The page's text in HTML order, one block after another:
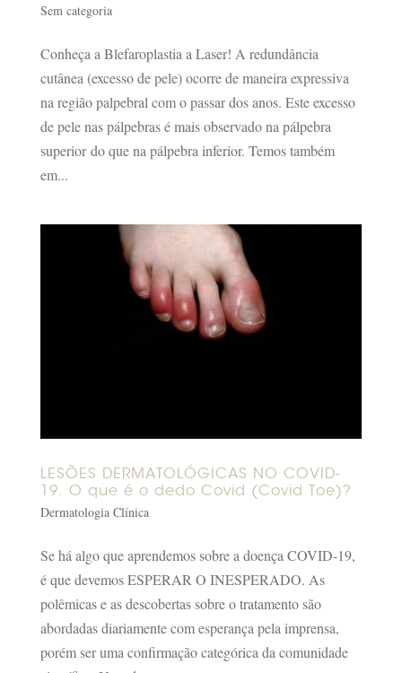
Sem categoria
Conheça a Blefaroplastia a Laser! A redundância
cutânea (excesso de pele) ocorre de maneira expressiva
na região palpebral com o passar dos anos. Este excesso
de pele nas pálpebras é mais observado na pálpebra
superior do que na pálpebra inferior. Temos também
em...
LESÕES DERMATOLÓGICAS NO COVID-
19. O que é o dedo Covid (Covid Toe)?
Dermatologia Clínica
Se há algo que aprendemos sobre a doença COVID-19,
é que devemos ESPERAR O INESPERADO. As
polêmicas e as descobertas sobre o tratamento são
abordadas diariamente com esperança pela imprensa,
porém ser uma confirmação categórica da comunidade